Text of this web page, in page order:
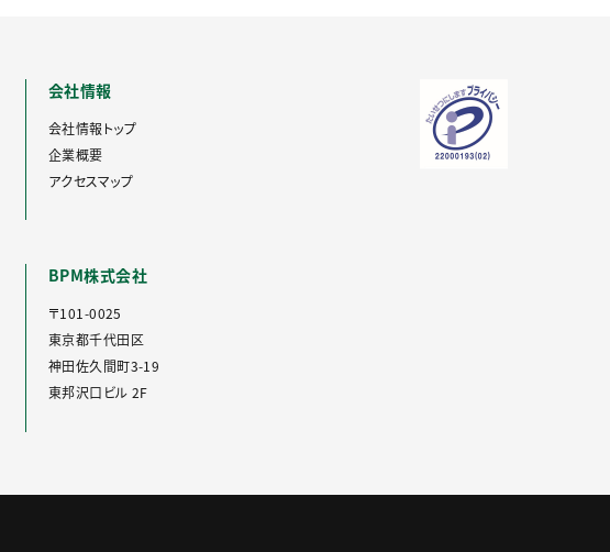
会社情報
会社情報トップ
企業概要
アクセスマップ
BPM株式会社
〒101-0025
東京都千代田区
神田佐久間町3-19
東邦沢口ビル 2F